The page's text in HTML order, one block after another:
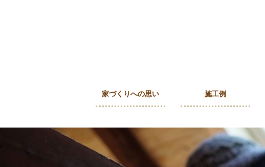
家づくりへの思い 施工例